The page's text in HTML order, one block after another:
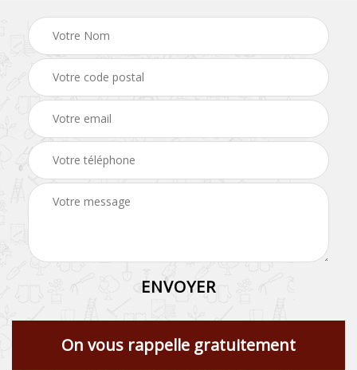
On vous rappelle gratuitement